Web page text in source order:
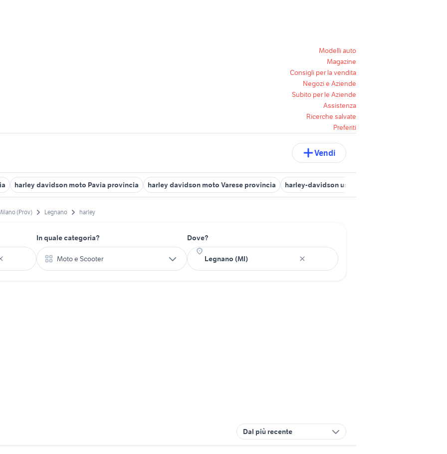
Modelli auto
Magazine
Consigli per la vendita
Negozi e Aziende
Subito per le Aziende
Assistenza
Ricerche salvate
Preferiti
Vendi
harley davidson moto Pavia provincia harley davidson moto Varese provincia harley-davidson usate lombardia
(Prov) Legnano harley
In quale categoria?
Moto e Scooter
Dove?
Dal più recente